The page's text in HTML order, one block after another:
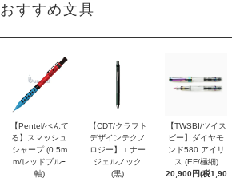
おすすめ文具
【Pentel/ぺんて
る】スマッシュ
シャープ (0.5m
m/レッドブルｰ
軸)
【CDT/クラフト
デザインテクノ
ロジー】エナー
ジェルノック
(黒)
【TWSBI/ツイス
ビー】ダイヤモ
ンド580 アイリ
ス (EF/極細)
20,900円(税1,90